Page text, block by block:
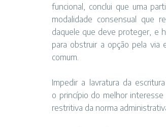
funcional, conclui que uma
modalidade consensual que
daquele que deve proteger, e
para obstruir a opção pela via
comum.
Impedir a lavratura da
o princípio do melhor
restritiva da norma